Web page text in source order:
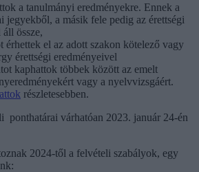
a tanulmányi eredményekre. Ennek a
jegyekből, a másik fele pedig az érettségi
össze,
érhettek el az adott szakon kötelező vagy
érettségi eredményeivel
kaphattok többek között az emelt
vagy a nyelvvizsgáért.
részletesebben.
ponthatárai várhatóan 2023. január 24-én
2024-től a felvételi szabályok, egy